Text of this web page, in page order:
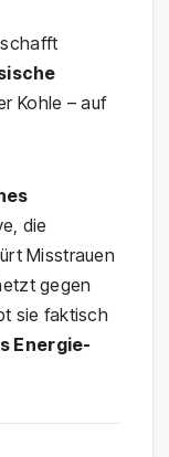
Kohle – auf
die
Misstrauen
gegen
sie faktisch
Energie-